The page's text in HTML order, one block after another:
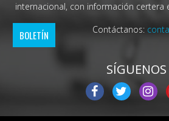
internacional, con información certera
BOLETÍN Contáctanos:
SÍGUENOS